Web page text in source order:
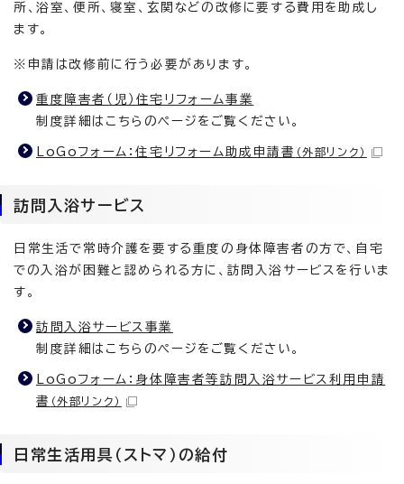
所、浴室、便所、寝室、玄関などの改修に要する費用を助成し
ます。
※申請は改修前に行う必要があります。
重度障害者（児）住宅リフォーム事業
制度詳細はこちらのページをご覧ください。
LoGoフォーム：住宅リフォーム助成申請書 （外部リンク）
訪問入浴サービス
日常生活で常時介護を要する重度の身体障害者の方で、自宅
での入浴が困難と認められる方に、訪問入浴サービスを行いま
す。
訪問入浴サービス事業
制度詳細はこちらのページをご覧ください。
LoGoフォーム：身体障害者等訪問入浴サービス利用申請
書 （外部リンク）
日常生活用具（ストマ）の給付